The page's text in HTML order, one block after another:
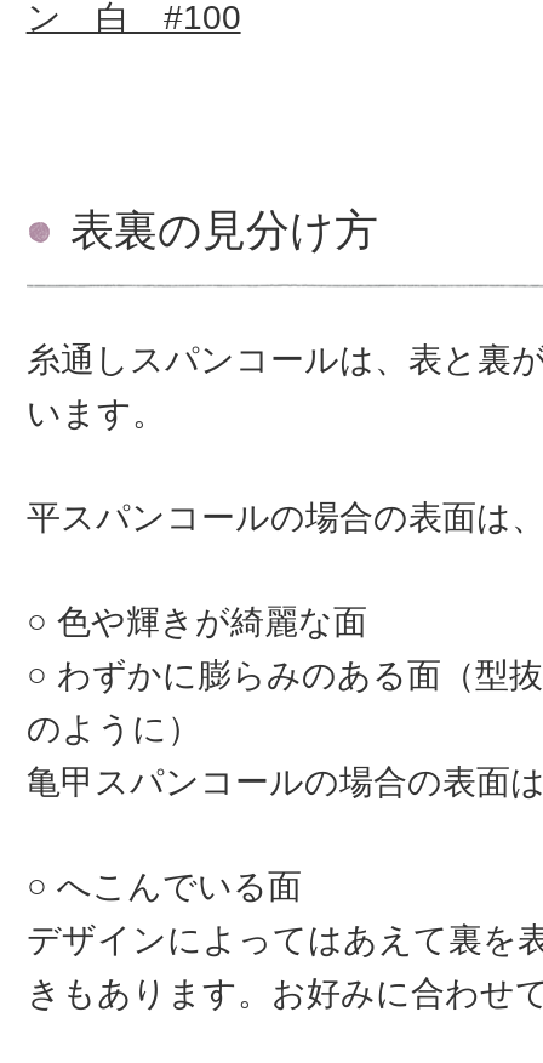
ン 白 #100
表裏の見分け方
糸通しスパンコールは、表と裏
います。
平スパンコールの場合の表面は
色や輝きが綺麗な面
わずかに膨らみのある面（型
のように）
亀甲スパンコールの場合の表面
へこんでいる面
デザインによってはあえて裏を
きもあります。お好みに合わせ